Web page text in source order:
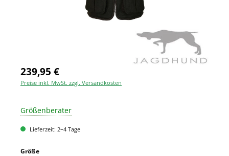
239,95 €
Preise inkl. MwSt. zzgl. Versandkosten
Größenberater
Lieferzeit: 2–4 Tage
Größeauswählen